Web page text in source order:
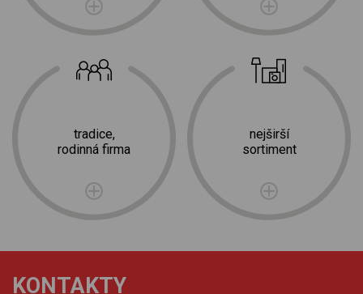
tradice,
rodinná firma
nejširší
sortiment
KONTAKTY